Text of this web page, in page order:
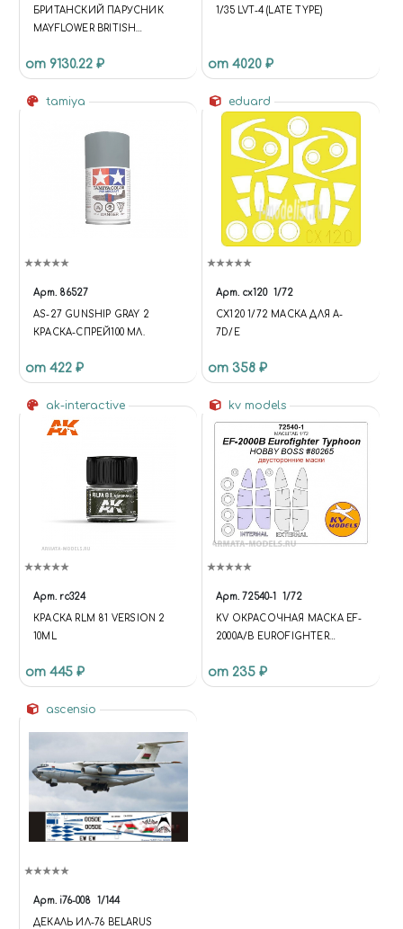
БРИТАНСКИЙ ПАРУСНИК
MAYFLOWER BRITISH
от 9130.22 ₽
1/35 LVT-4 (LATE TYPE)
от 4020 ₽
tamiya
Арт. 86527
AS-27 GUNSHIP GRAY 2
КРАСКА-СПРЕЙ100 МЛ.
от 422 ₽
eduard
Арт. cx120 1/72
CX120 1/72 МАСКА ДЛЯ A-
7D/E
от 358 ₽
ak-interactive
Арт. rc324
КРАСКА RLM 81 VERSION 2
10ML
от 445 ₽
kv models
Арт. 72540-1 1/72
KV ОКРАСОЧНАЯ МАСКА EF-
2000A/B EUROFIGHTER
МАСКИ) + МАСКИ НА ДИСКИ
И КОЛЕСА ДЛЯ МОДЕЛЕЙ
от 235 ₽
ascensio
Арт. i76-008 1/144
ДЕКАЛЬ ИЛ-76 BELARUS